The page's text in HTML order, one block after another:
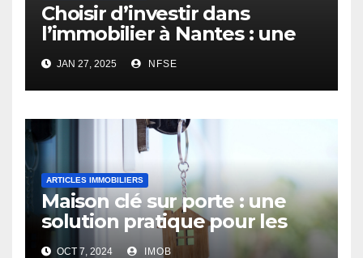
Choisir d’investir dans
l’immobilier à Nantes : une
opportunité rentable
JAN 27, 2025 NFSE
ARTICLES IMMOBILIERS
Maison clé sur porte : une
solution pratique pour les
futurs propriétaires
OCT 7, 2024 IMOB